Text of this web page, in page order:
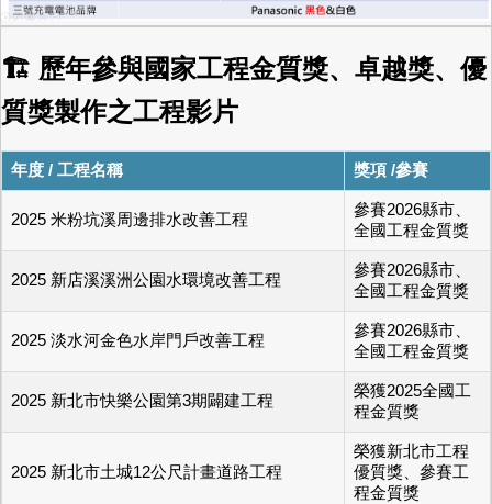
🏗 歷年參與國家工程金質獎、卓越獎、優
質獎製作之工程影片
年度 / 工程名稱 獎項 /參賽
2025 米粉坑溪周邊排水改善工程
參賽2026縣市、
全國工程金質獎
2025 新店溪溪洲公園水環境改善工程
參賽2026縣市、
全國工程金質獎
2025 淡水河金色水岸門戶改善工程
參賽2026縣市、
全國工程金質獎
2025 新北市快樂公園第3期闢建工程
榮獲2025全國工
程金質獎
2025 新北市土城12公尺計畫道路工程
榮獲新北市工程
優質獎、參賽工
程金質獎